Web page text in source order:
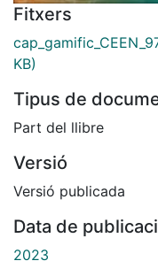
Fitxers
KB)
Tipus de
Part del llibre
Versió
Versió publicada
Data de
2023